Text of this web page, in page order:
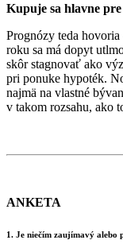
Kupuje sa hlavne pre
Prognózy teda
roku sa má dopyt
skôr stagnovať ako
pri ponuke hypoték.
najmä na vlastné
v takom rozsahu, ako
ANKETA
1. Je niečím zaujímavý